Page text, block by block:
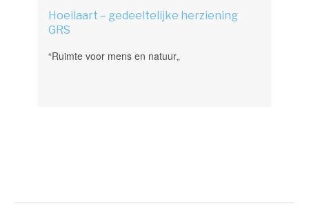
Hoeilaart – gedeeltelijke herziening
GRS
“Ruimte voor mens en natuur„